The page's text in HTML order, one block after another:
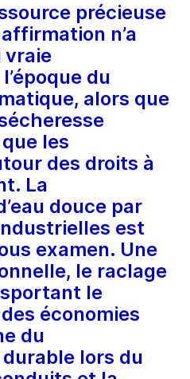
précieuse
n’a
vraie
du
alors que
les
des droits à
La
douce par
est
examen. Une
le raclage
le
économies
du
lors du